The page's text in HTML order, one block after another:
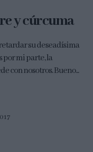
y cúrcuma
su deseadísima
por mi parte, la
con nosotros. Bueno...